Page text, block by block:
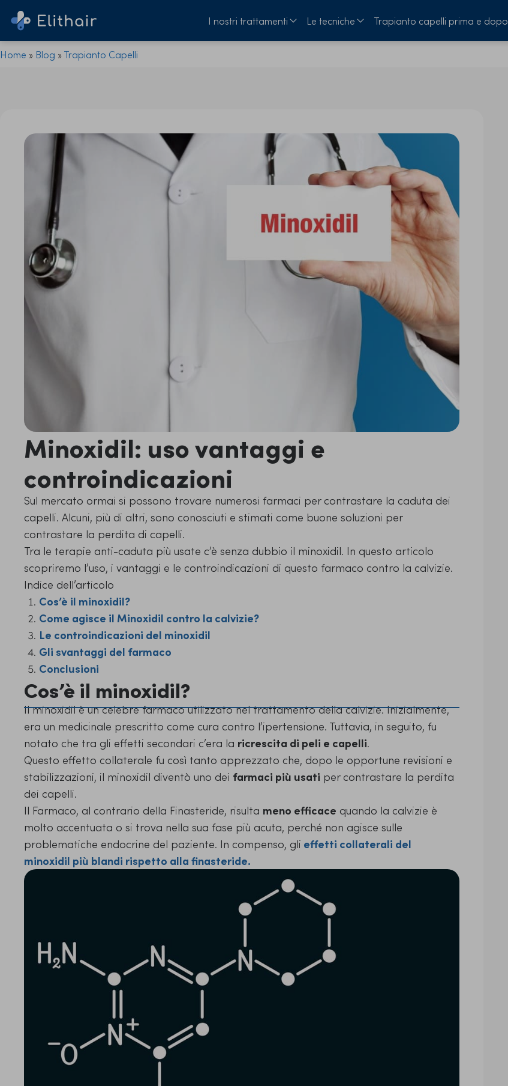
I nostri trattamenti Le tecniche Trapianto capelli prima e dopo
Home » Blog »Trapianto Capelli
Minoxidil: uso vantaggi e
controindicazioni
Sul mercato ormai si possono trovare numerosi farmaci per contrastare la caduta dei
capelli. Alcuni, più di altri, sono conosciuti e stimati come buone soluzioni per
contrastare la perdita di capelli.
Tra le terapie anti-caduta più usate c’è senza dubbio il minoxidil. In questo articolo
scopriremo l’uso, i vantaggi e le controindicazioni di questo farmaco contro la calvizie.
Indice dell’articolo
Cos’è il minoxidil?
Come agisce il Minoxidil contro la calvizie?
Le controindicazioni del minoxidil
Gli svantaggi del farmaco
Conclusioni
Cos’è il minoxidil?
Il minoxidil è un celebre farmaco utilizzato nel trattamento della calvizie. Inizialmente,
era un medicinale prescritto come cura contro l’ipertensione. Tuttavia, in seguito, fu
notato che tra gli effetti secondari c’era la ricrescita di peli e capelli.
Questo effetto collaterale fu così tanto apprezzato che, dopo le opportune revisioni e
stabilizzazioni, il minoxidil diventò uno dei farmaci più usati per contrastare la perdita
dei capelli.
Il Farmaco, al contrario della Finasteride, risulta meno efficace quando la calvizie è
molto accentuata o si trova nella sua fase più acuta, perché non agisce sulle
problematiche endocrine del paziente. In compenso, gli effetti collaterali del
minoxidil più blandi rispetto alla finasteride.